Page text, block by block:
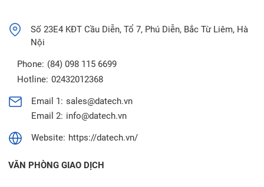
Số 23E4 KĐT Cầu Diễn, Tổ 7, Phú Diễn, Bắc Từ Liêm, Hà
Nội
Phone: (84) 098 115 6699
Hotline: 02432012368
Email 1: sales@datech.vn
Email 2: info@datech.vn
Website: https://datech.vn/
VĂN PHÒNG GIAO DỊCH